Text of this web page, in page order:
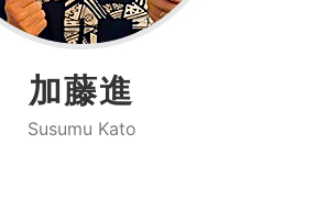
加藤進
Susumu Kato